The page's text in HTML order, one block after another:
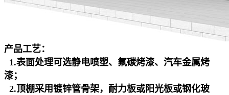
产品工艺：
1.表面处理可选静电喷塑、氟碳烤漆、汽车金属烤
漆；
2.顶棚采用镀锌管骨架，耐力板或阳光板或钢化玻